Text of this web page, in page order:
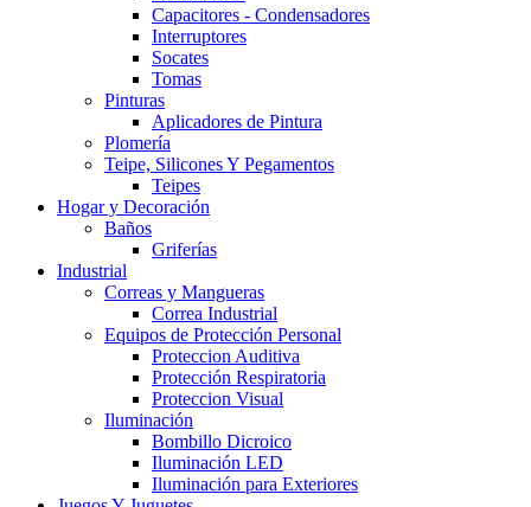
Capacitores - Condensadores
Interruptores
Socates
Tomas
Pinturas
Aplicadores de Pintura
Plomería
Teipe, Silicones Y Pegamentos
Teipes
Hogar y Decoración
Baños
Griferías
Industrial
Correas y Mangueras
Correa Industrial
Equipos de Protección Personal
Proteccion Auditiva
Protección Respiratoria
Proteccion Visual
Iluminación
Bombillo Dicroico
Iluminación LED
Iluminación para Exteriores